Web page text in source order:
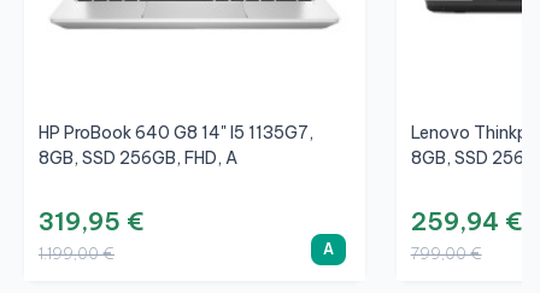
HP ProBook 640 G8 14" I5 1135G7,
8GB, SSD 256GB, FHD, A
319,95 €
1.199,00 € A
Lenovo
8GB, SSD
259,94 €
799,00 €